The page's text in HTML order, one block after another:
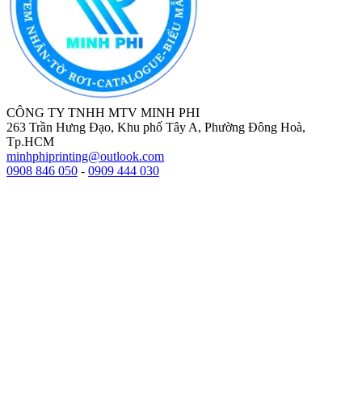
CÔNG TY TNHH MTV MINH PHI
263 Trần Hưng Đạo, Khu phố Tây A, Phường Đông Hoà,
Tp.HCM
minhphiprinting@outlook.com
0908 846 050 - 0909 444 030